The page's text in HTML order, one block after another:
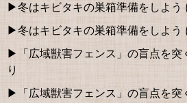
冬はキビタキの巣箱準備をしよう
冬はキビタキの巣箱準備をしよう
「広域獣害フェンス」の盲点を突
り
「広域獣害フェンス」の盲点を突